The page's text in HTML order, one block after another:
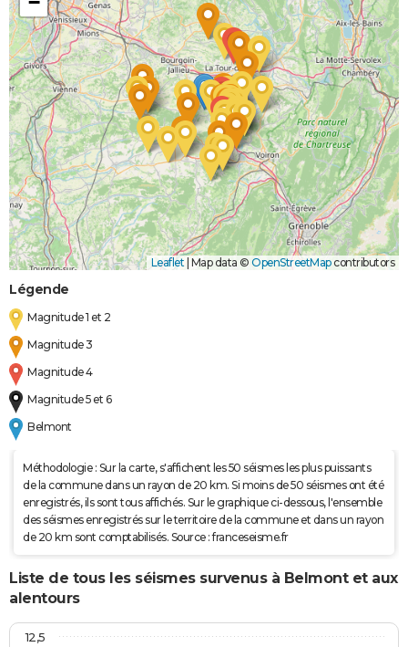
Leaflet | Map data © OpenStreetMapcontributors
Légende
Magnitude 1 et 2
Magnitude 3
Magnitude 4
Magnitude 5 et 6
Belmont
Méthodologie : Sur la carte, s'affichent les 50 séismes les plus puissants
de la commune dans un rayon de 20 km. Si moins de 50 séismes ont été
enregistrés, ils sont tous affichés. Sur le graphique ci-dessous, l'ensemble
des séismes enregistrés sur le territoire de la commune et dans un rayon
de 20 km sont comptabilisés. Source : franceseisme.fr
Liste de tous les séismes survenus à Belmont et aux
alentours
12,5